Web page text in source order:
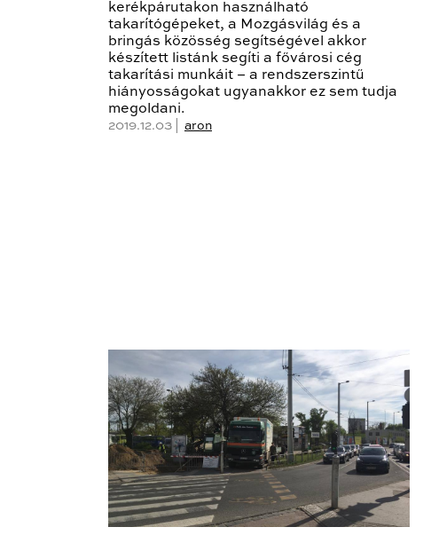
kerékpárutakon használható
takarítógépeket, a Mozgásvilág és a
bringás közösség segítségével akkor
készített listánk segíti a fővárosi cég
takarítási munkáit – a rendszerszintű
hiányosságokat ugyanakkor ez sem tudja
megoldani.
2019.12.03 | aron